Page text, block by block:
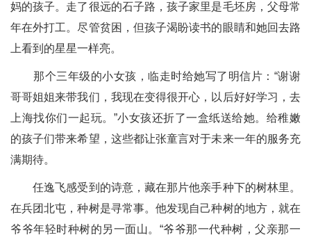
妈的孩子。走了很远的石子路，孩子家里是毛坯房，父母常
年在外打工。尽管贫困，但孩子渴盼读书的眼睛和她回去路
上看到的星星一样亮。
那个三年级的小女孩，临走时给她写了明信片：“谢谢
哥哥姐姐来带我们，我现在变得很开心，以后好好学习，去
上海找你们一起玩。”小女孩还折了一盒纸送给她。给稚嫩
的孩子们带来希望，这些都让张童言对于未来一年的服务充
满期待。
任逸飞感受到的诗意，藏在那片他亲手种下的树林里。
在兵团北屯，种树是寻常事。他发现自己种树的地方，就在
爷爷年轻时种树的另一面山。“爷爷那一代种树，父亲那一